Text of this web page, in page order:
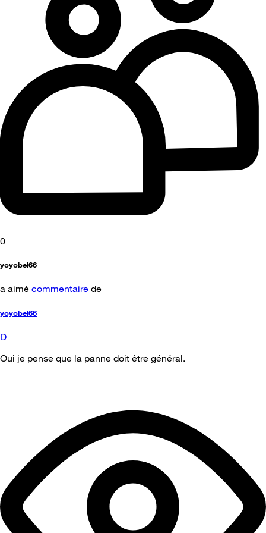
0
yoyobel66
a aimé commentaire de
yoyobel66
D
Oui je pense que la panne doit être général.